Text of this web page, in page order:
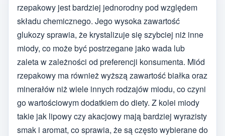
rzepakowy jest bardziej jednorodny pod względem
składu chemicznego. Jego wysoka zawartość
glukozy sprawia, że krystalizuje się szybciej niż inne
miody, co może być postrzegane jako wada lub
zaleta w zależności od preferencji konsumenta. Miód
rzepakowy ma również wyższą zawartość białka oraz
minerałów niż wiele innych rodzajów miodu, co czyni
go wartościowym dodatkiem do diety. Z kolei miody
takie jak lipowy czy akacjowy mają bardziej wyrazisty
smak i aromat, co sprawia, że są często wybierane do